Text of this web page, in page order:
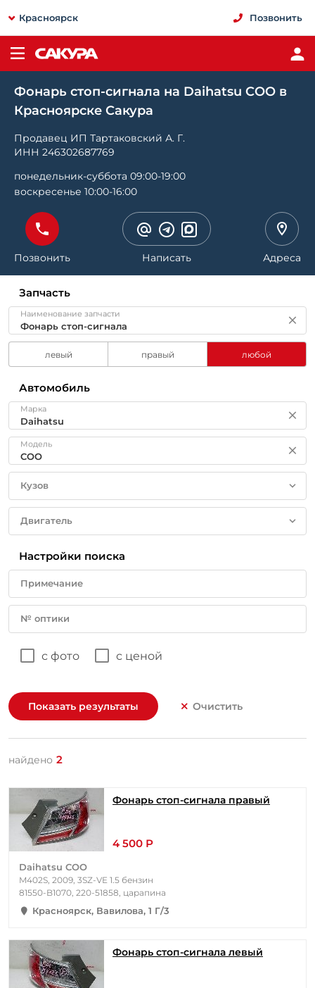
Красноярск Позвонить
Фонарь стоп-сигнала на Daihatsu COO в
Красноярске Сакура
Продавец ИП Тартаковский А. Г.
ИНН 246302687769
понедельник-суббота 09:00-19:00
воскресенье 10:00-16:00
Позвонить Написать Адреса
Запчасть
Наименование запчасти
левый правый любой
Автомобиль
Марка
Модель
Кузов
Двигатель
Настройки поиска
Примечание
№ оптики
с фото с ценой
Показать результаты Очистить
найдено 2
Фонарь стоп-сигнала правый
4 500 Р
Daihatsu COO
M402S, 2009, 3SZ-VE 1.5 бензин
81550-B1070, 220-51858, царапина
Красноярск, Вавилова, 1 Г/3
Фонарь стоп-сигнала левый